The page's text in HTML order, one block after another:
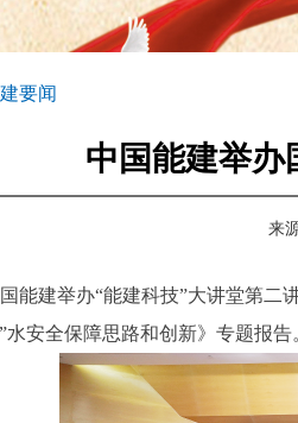
要闻
中国能建举办
来
能建举办“能建科技”大讲堂第
水安全保障思路和创新》专题报